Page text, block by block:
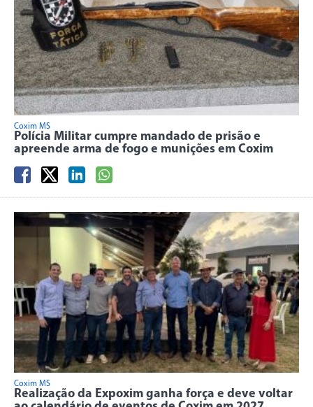
Coxim MS
Polícia Militar cumpre mandado de prisão e
apreende arma de fogo e munições em Coxim
Coxim MS
Realização da Expoxim ganha força e deve voltar